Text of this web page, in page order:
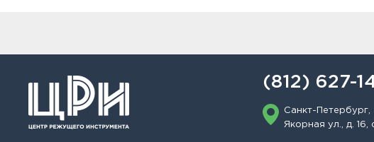
(812) 627-
Санкт-Петербург,
Якорная ул., д.